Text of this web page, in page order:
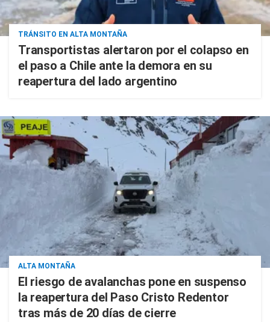
TRÁNSITO EN ALTA MONTAÑA
Transportistas alertaron por el colapso en
el paso a Chile ante la demora en su
reapertura del lado argentino
ALTA MONTAÑA
El riesgo de avalanchas pone en suspenso
la reapertura del Paso Cristo Redentor
tras más de 20 días de cierre